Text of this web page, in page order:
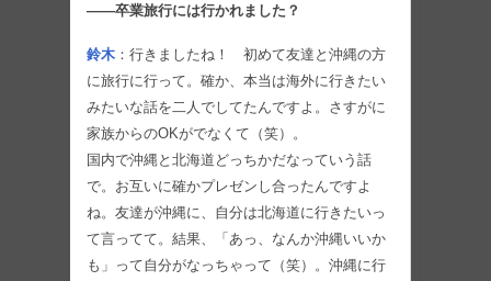
――卒業旅行には行かれました？
鈴木 ：行きましたね！ 初めて友達と沖縄の方
に旅行に行って。確か、本当は海外に行きたい
みたいな話を二人でしてたんですよ。さすがに
家族からのOKがでなくて（笑）。
国内で沖縄と北海道どっちかだなっていう話
で。お互いに確かプレゼンし合ったんですよ
ね。友達が沖縄に、自分は北海道に行きたいっ
て言ってて。結果、「あっ、なんか沖縄いいか
も」って自分がなっちゃって（笑）。沖縄に行